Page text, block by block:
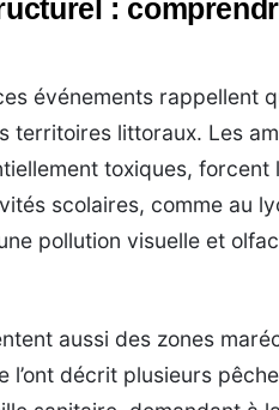
:
événements rappellent
territoires littoraux. Les
toxiques, forcent
scolaires, comme au
pollution visuelle et
aussi des zones
l’ont décrit plusieurs